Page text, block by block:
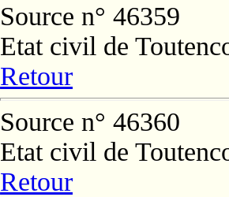
Source n° 46359
Etat civil de
Retour
Source n° 46360
Etat civil de
Retour